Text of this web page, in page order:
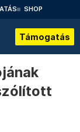
SHOP
Támogatás